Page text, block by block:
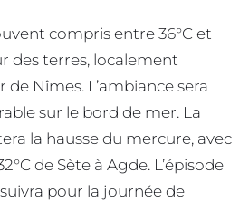
compris entre 36°C et
des terres, localement
de Nîmes. L’ambiance sera
sur le bord de mer. La
la hausse du mercure, avec
de Sète à Agde. L’épisode
pour la journée de